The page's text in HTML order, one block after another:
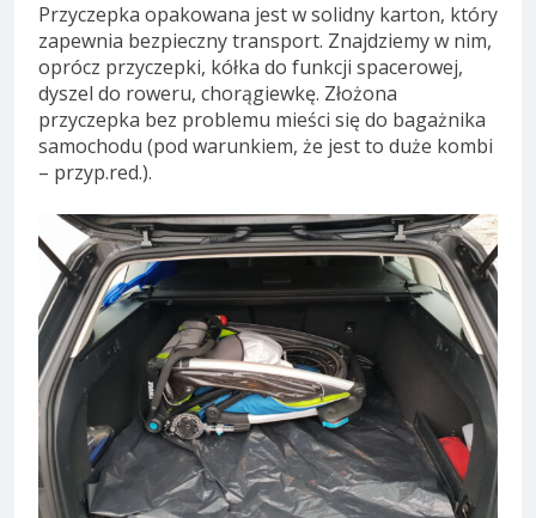
Przyczepka opakowana jest w solidny karton, który
zapewnia bezpieczny transport. Znajdziemy w nim,
oprócz przyczepki, kółka do funkcji spacerowej,
dyszel do roweru, chorągiewkę. Złożona
przyczepka bez problemu mieści się do bagażnika
samochodu (pod warunkiem, że jest to duże kombi
– przyp.red.).